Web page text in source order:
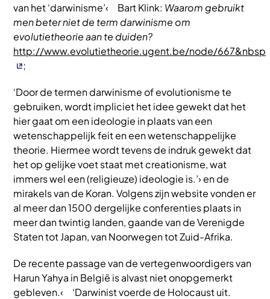
van het ‘darwinisme’‹ Bart Klink: Waarom gebruikt
men beter niet de term darwinisme om
evolutietheorie aan te duiden?
http://www.evolutietheorie.ugent.be/node/667&nbsp
;
‘Door de termen darwinisme of evolutionisme te
gebruiken, wordt impliciet het idee gewekt dat het
hier gaat om een ideologie in plaats van een
wetenschappelijk feit en een wetenschappelijke
theorie. Hiermee wordt tevens de indruk gewekt dat
het op gelijke voet staat met creationisme, wat
immers wel een (religieuze) ideologie is.’› en de
mirakels van de Koran. Volgens zijn website vonden er
al meer dan 1500 dergelijke conferenties plaats in
meer dan twintig landen, gaande van de Verenigde
Staten tot Japan, van Noorwegen tot Zuid-Afrika.
De recente passage van de vertegenwoordigers van
Harun Yahya in België is alvast niet onopgemerkt
gebleven.‹ ‘Darwinist voerde de Holocaust uit.